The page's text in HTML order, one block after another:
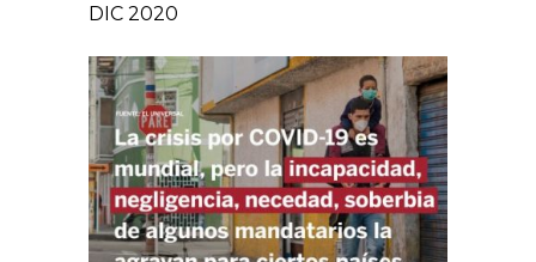
DIC 2020